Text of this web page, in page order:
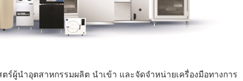
ร์ผู้นำอุตสาหกรรมผลิต นำเข้า และจัดจำหน่ายเครื่องมือทางการ